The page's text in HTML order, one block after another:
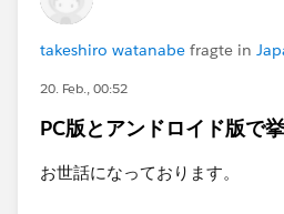
takeshiro watanabe fragte in
20. Feb., 00:52
PC版とアンドロイド版で
お世話になっております。